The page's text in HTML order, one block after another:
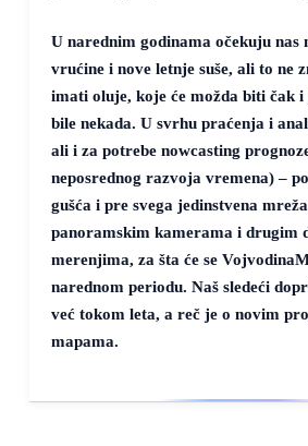
U narednim godinama očekuju nas
vrućine i nove letnje suše, ali to ne
imati oluje, koje će možda biti čak i
bile nekada. U svrhu praćenja i
ali i za potrebe nowcasting
neposrednog razvoja vremena) –
gušća i pre svega jedinstvena
panoramskim kamerama i drugim
merenjima, za šta će se
narednom periodu. Naš sledeći
već tokom leta, a reč je o novim
mapama.